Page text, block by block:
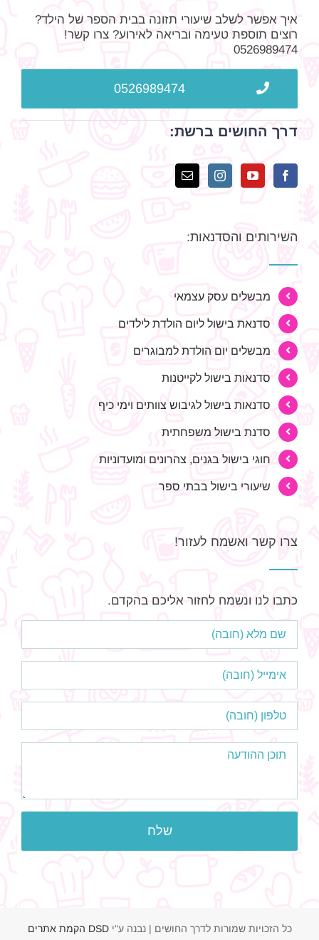
איך אפשר לשלב שיעורי תזונה בבית הספר של הילד?
רוצים תוספת טעימה ובריאה לאירוע? צרו קשר!
0526989474
0526989474
דרך החושים ברשת:
השירותים והסדנאות:
מבשלים עסק עצמאי
סדנאת בישול ליום הולדת לילדים
מבשלים יום הולדת למבוגרים
סדנאות בישול לקייטנות
סדנאות בישול לגיבוש צוותים וימי כיף
סדנת בישול משפחתית
חוגי בישול בגנים, צהרונים ומועדוניות
שיעורי בישול בבתי ספר
צרו קשר ואשמח לעזור!
כתבו לנו ונשמח לחזור אליכם בהקדם.
כל הזכויות שמורות לדרך החושים | נבנה ע"יDSD הקמת אתרים